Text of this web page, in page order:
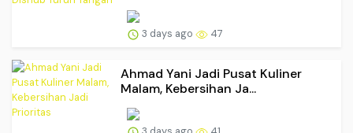
3 days ago 47
Ahmad Yani Jadi Pusat Kuliner
Malam, Kebersihan Ja...